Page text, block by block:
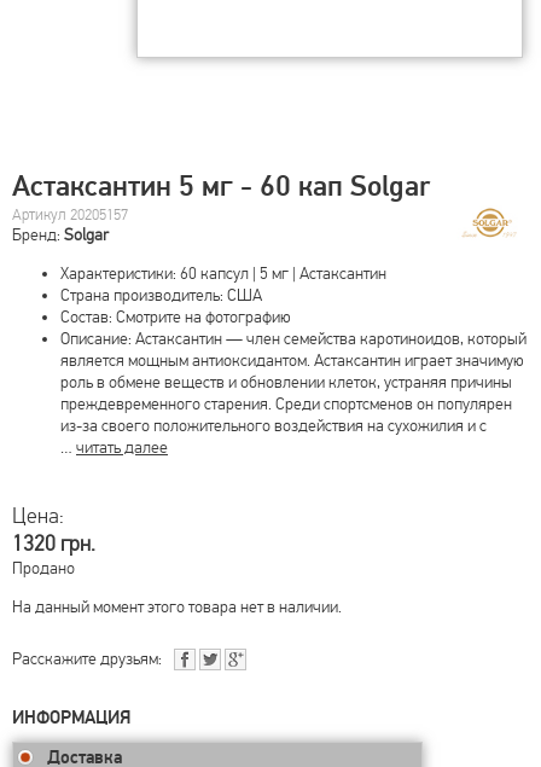
Астаксантин 5 мг - 60 кап Solgar
Артикул 20205157
Бренд: Solgar
Характеристики: 60 капсул | 5 мг | Астаксантин
Страна производитель: США
Состав: Смотрите на фотографию
Описание: Астаксантин — член семейства каротиноидов, который
является мощным антиоксидантом. Астаксантин играет значимую
роль в обмене веществ и обновлении клеток, устраняя причины
преждевременного старения. Среди спортсменов он популярен
из-за своего положительного воздействия на сухожилия и с
… читать далее
Цена:
1320 грн.
Продано
На данный момент этого товара нет в наличии.
Расскажите друзьям:
ИНФОРМАЦИЯ
Доставка